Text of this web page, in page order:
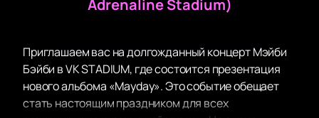
Adrenaline Stadium)
Приглашаем вас на долгожданный концерт Мэйби
Бэйби в VK STADIUM, где состоится презентация
нового альбома «Mayday». Это событие обещает
стать настоящим праздником для всех